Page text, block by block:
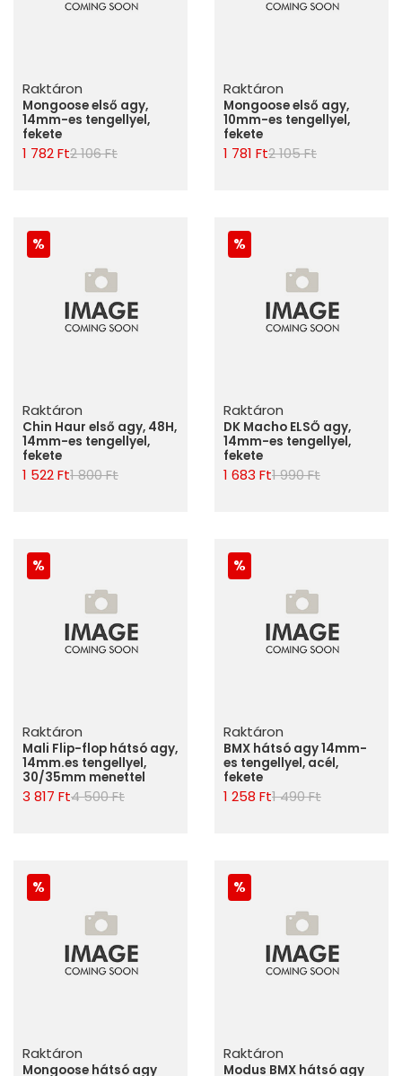
Raktáron
Mongoose első agy,
14mm-es tengellyel,
fekete
1 782 Ft2 106 Ft
Raktáron
Mongoose első agy,
10mm-es tengellyel,
fekete
1 781 Ft2 105 Ft
Raktáron
Chin Haur első agy, 48H,
14mm-es tengellyel,
fekete
1 522 Ft1 800 Ft
Raktáron
DK Macho ELSŐ agy,
14mm-es tengellyel,
fekete
1 683 Ft1 990 Ft
Raktáron
Mali Flip-flop hátsó agy,
14mm.es tengellyel,
30/35mm menettel
3 817 Ft4 500 Ft
Raktáron
BMX hátsó agy 14mm-
es tengellyel, acél,
fekete
1 258 Ft1 490 Ft
Raktáron
Mongoose hátsó agy
Raktáron
Modus BMX hátsó agy